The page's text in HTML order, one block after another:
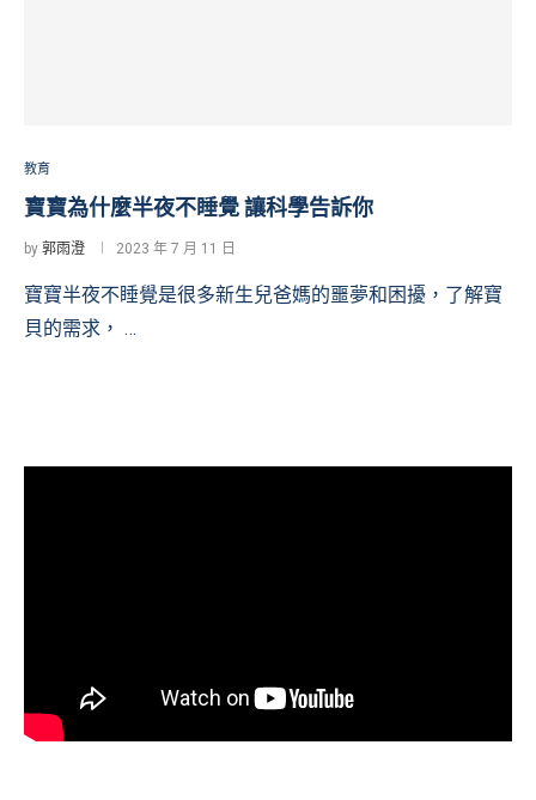
教育
寶寶為什麼半夜不睡覺 讓科學告訴你
by 郭雨澄 2023 年 7 月 11 日
寶寶半夜不睡覺是很多新生兒爸媽的噩夢和困擾，了解寶
貝的需求， …